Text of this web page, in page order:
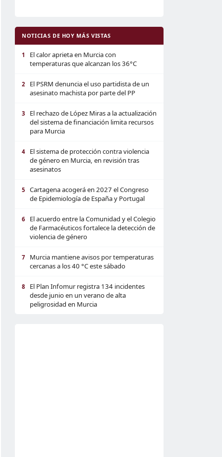
NOTICIAS DE HOY MÁS VISTAS
1
El calor aprieta en Murcia con
temperaturas que alcanzan los 36°C
2
El PSRM denuncia el uso partidista de un
asesinato machista por parte del PP
3
El rechazo de López Miras a la actualización
del sistema de financiación limita recursos
para Murcia
4
El sistema de protección contra violencia
de género en Murcia, en revisión tras
asesinatos
5
Cartagena acogerá en 2027 el Congreso
de Epidemiología de España y Portugal
6
El acuerdo entre la Comunidad y el Colegio
de Farmacéuticos fortalece la detección de
violencia de género
7
Murcia mantiene avisos por temperaturas
cercanas a los 40 °C este sábado
8
El Plan Infomur registra 134 incidentes
desde junio en un verano de alta
peligrosidad en Murcia